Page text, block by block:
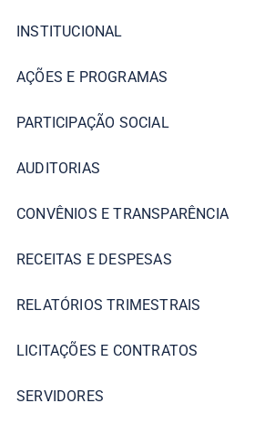
INSTITUCIONAL
AÇÕES E PROGRAMAS
PARTICIPAÇÃO SOCIAL
AUDITORIAS
CONVÊNIOS E TRANSPARÊNCIA
RECEITAS E DESPESAS
RELATÓRIOS TRIMESTRAIS
LICITAÇÕES E CONTRATOS
SERVIDORES